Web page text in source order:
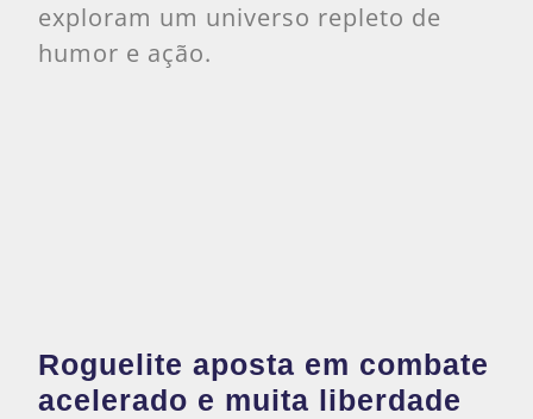
exploram um universo repleto de
humor e ação.
Roguelite aposta em combate
acelerado e muita liberdade